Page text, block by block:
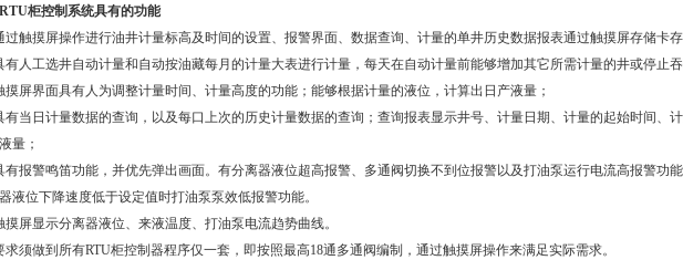
柜控制系统具有的功能
过触摸屏操作进行油井计量标高及时间的设置、报警界面、数据查询、计量的单井历史数据报表通过触摸屏存储卡存
有人工选井自动计量和自动按油藏每月的计量大表进行计量，每天在自动计量前能够增加其它所需计量的井或停止吞
摸屏界面具有人为调整计量时间、计量高度的功能；能够根据计量的液位，计算出日产液量；
有当日计量数据的查询，以及每口上次的历史计量数据的查询；查询报表显示井号、计量日期、计量的起始时间、
量；
有报警鸣笛功能，并优先弹出画面。有分离器液位超高报警、多通阀切换不到位报警以及打油泵运行电流高报警功
液位下降速度低于设定值时打油泵泵效低报警功能。
摸屏显示分离器液位、来液温度、打油泵电流趋势曲线。
求须做到所有RTU柜控制器程序仅一套，即按照最高18通多通阀编制，通过触摸屏操作来满足实际需求。